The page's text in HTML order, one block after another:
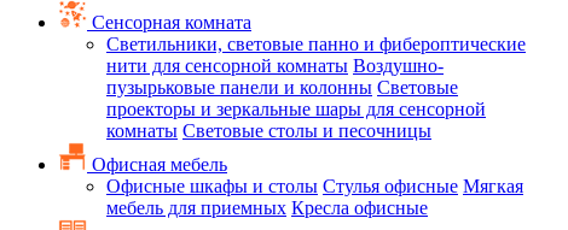
Сенсорная комната
Светильники, световые панно и фибероптические
нити для сенсорной комнаты Воздушно-
пузырьковые панели и колонны Световые
проекторы и зеркальные шары для сенсорной
комнаты Световые столы и песочницы
Офисная мебель
Офисные шкафы и столы Стулья офисные Мягкая
мебель для приемных Кресла офисные